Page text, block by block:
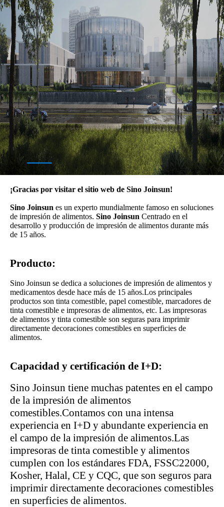
¡Gracias por visitar el sitio web de Sino Joinsun!
Sino Joinsun es un experto mundialmente famoso en soluciones
de impresión de alimentos. Sino Joinsun Centrado en el
desarrollo y producción de impresión de alimentos durante más
de 15 años.
Producto:
Sino Joinsun se dedica a soluciones de impresión de alimentos y
medicamentos desde hace más de 15 años.Los principales
productos son tinta comestible, papel comestible, marcadores de
tinta comestible e impresoras de alimentos, etc. Las impresoras
de alimentos y tinta comestible son seguras para imprimir
directamente decoraciones comestibles en superficies de
alimentos.
Capacidad y certificación de I+D:
Sino Joinsun tiene muchas patentes en el campo
de la impresión de alimentos
comestibles.Contamos con una intensa
experiencia en I+D y abundante experiencia en
el campo de la impresión de alimentos.Las
impresoras de tinta comestible y alimentos
cumplen con los estándares FDA, FSSC22000,
Kosher, Halal, CE y CQC, que son seguros para
imprimir directamente decoraciones comestibles
en superficies de alimentos.